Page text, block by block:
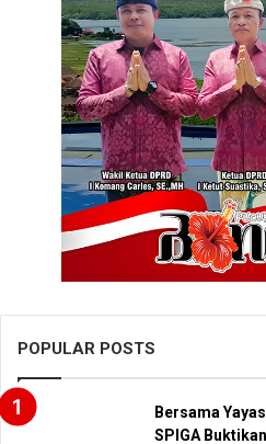
POPULAR POSTS
Bersama
SPIGA